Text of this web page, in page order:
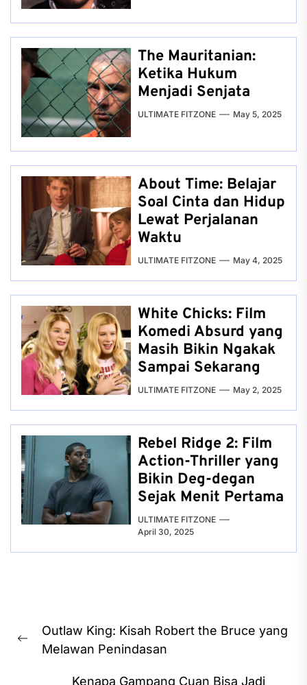
The Mauritanian:
Ketika Hukum
Menjadi Senjata
ULTIMATE FITZONE May 5, 2025
About Time: Belajar
Soal Cinta dan Hidup
Lewat Perjalanan
Waktu
ULTIMATE FITZONE May 4, 2025
White Chicks: Film
Komedi Absurd yang
Masih Bikin Ngakak
Sampai Sekarang
ULTIMATE FITZONE May 2, 2025
Rebel Ridge 2: Film
Action-Thriller yang
Bikin Deg-degan
Sejak Menit Pertama
ULTIMATE FITZONE
April 30, 2025
navigation
Previous
Outlaw King: Kisah Robert the Bruce yang
Melawan Penindasan
Kenapa Gampang Cuan Bisa Jadi